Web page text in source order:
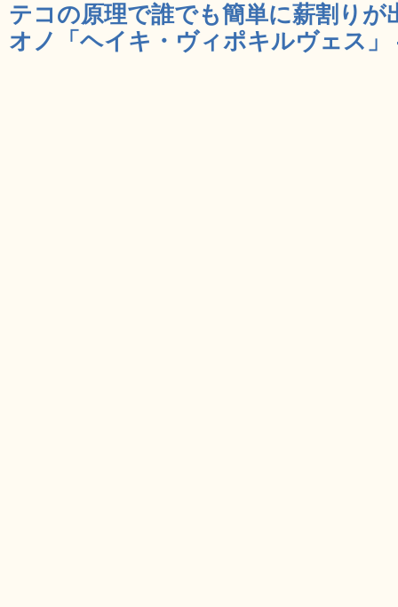
テコの原理で誰でも簡単に薪割り
オノ「ヘイキ・ヴィポキルヴェス」